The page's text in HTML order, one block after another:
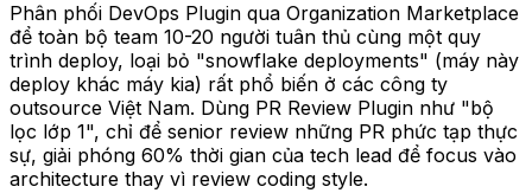
Phân phối DevOps Plugin qua Organization Marketplace
để toàn bộ team 10-20 người tuân thủ cùng một quy
trình deploy, loại bỏ "snowflake deployments" (máy này
deploy khác máy kia) rất phổ biến ở các công ty
outsource Việt Nam. Dùng PR Review Plugin như "bộ
lọc lớp 1", chỉ để senior review những PR phức tạp thực
sự, giải phóng 60% thời gian của tech lead để focus vào
architecture thay vì review coding style.